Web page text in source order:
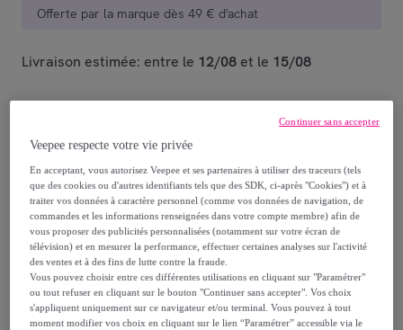
Offerte par la marque dès 49 € d'achat
Livraison estimée: entre le 12/08 et le 15/08
Détails sur votre produit
Description
Veepee respecte votre vie privée
En acceptant, vous autorisez Veepee et ses partenaires à utiliser des traceurs (tels
que des cookies ou d'autres identifiants tels que des SDK, ci-après "Cookies") et à
traiter vos données à caractère personnel (comme vos données de navigation, de
commandes et les informations renseignées dans votre compte membre) afin de
vous proposer des publicités personnalisées (notamment sur votre écran de
télévision) et en mesurer la performance, effectuer certaines analyses sur l'activité
des ventes et à des fins de lutte contre la fraude.
Vous pouvez choisir entre ces différentes utilisations en cliquant sur "Paramétrer"
ou tout refuser en cliquant sur le bouton "Continuer sans accepter". Vos choix
s'appliquent uniquement sur ce navigateur et/ou terminal. Vous pouvez à tout
moment modifier vos choix en cliquant sur le lien “Paramétrer” accessible via le
Continuer sans accepter